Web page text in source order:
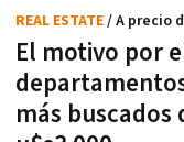
El motivo por
más buscados
REAL ESTATE/ A precio